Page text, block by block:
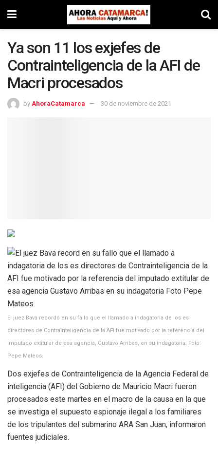
Ya son 11 los exjefes de
Contrainteligencia de la AFI de
Macri procesados
by AhoraCatamarca 30 de noviembre de 2021
El juez Bava recordó en su fallo que el llamado a indagatoria de los es
directores de Contrainteligencia de la AFI fue motivado por la referencia del
imputado extitular de esa agencia, Gustavo Arribas, en su indagatoria. Foto:
Pepe Mateos.
Dos exjefes de Contrainteligencia de la Agencia Federal de
inteligencia (AFI) del Gobierno de Mauricio Macri fueron
procesados este martes en el macro de la causa en la que
se investiga el supuesto espionaje ilegal a los familiares
de los tripulantes del submarino ARA San Juan, informaron
fuentes judiciales.